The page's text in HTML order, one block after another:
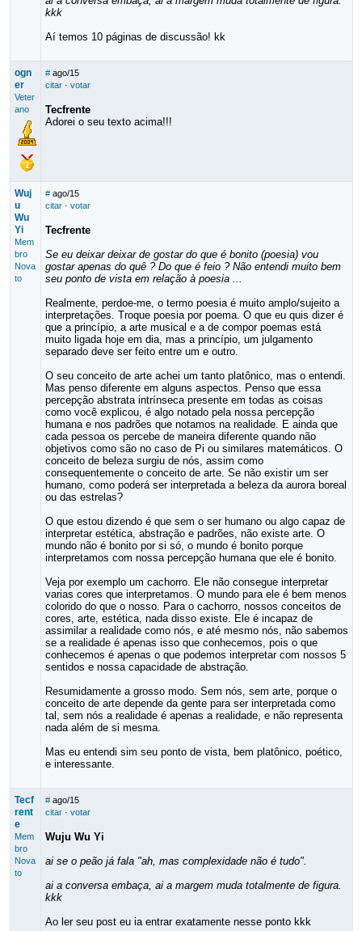
kkk
Aí temos 10 páginas de discussão! kk
ogn
er
Veter
ano
# ago/15
citar· votar
Tecfrente
Adorei o seu texto acima!!!
Wuj
u
Wu
Yi
Mem
bro
Nova
to
# ago/15
citar· votar
Tecfrente
Se eu deixar deixar de gostar do que é bonito (poesia) vou
gostar apenas do quê ? Do que é feio ? Não entendi muito bem
seu ponto de vista em relação à poesia ...
Realmente, perdoe-me, o termo poesia é muito amplo/sujeito a
interpretações. Troque poesia por poema. O que eu quis dizer é
que a princípio, a arte musical e a de compor poemas está
muito ligada hoje em dia, mas a princípio, um julgamento
separado deve ser feito entre um e outro.
O seu conceito de arte achei um tanto platônico, mas o entendi.
Mas penso diferente em alguns aspectos. Penso que essa
percepção abstrata intrínseca presente em todas as coisas
como você explicou, é algo notado pela nossa percepção
humana e nos padrões que notamos na realidade. E ainda que
cada pessoa os percebe de maneira diferente quando não
objetivos como são no caso de Pi ou similares matemáticos. O
conceito de beleza surgiu de nós, assim como
consequentemente o conceito de arte. Se não existir um ser
humano, como poderá ser interpretada a beleza da aurora boreal
ou das estrelas?
O que estou dizendo é que sem o ser humano ou algo capaz de
interpretar estética, abstração e padrões, não existe arte. O
mundo não é bonito por si só, o mundo é bonito porque
interpretamos com nossa percepção humana que ele é bonito.
Veja por exemplo um cachorro. Ele não consegue interpretar
varias cores que interpretamos. O mundo para ele é bem menos
colorido do que o nosso. Para o cachorro, nossos conceitos de
cores, arte, estética, nada disso existe. Ele é incapaz de
assimilar a realidade como nós, e até mesmo nós, não sabemos
se a realidade é apenas isso que conhecemos, pois o que
conhecemos é apenas o que podemos interpretar com nossos 5
sentidos e nossa capacidade de abstração.
Resumidamente a grosso modo. Sem nós, sem arte, porque o
conceito de arte depende da gente para ser interpretada como
tal, sem nós a realidade é apenas a realidade, e não representa
nada além de si mesma.
Mas eu entendi sim seu ponto de vista, bem platônico, poético,
e interessante.
Tecf
rent
e
Mem
bro
Nova
to
# ago/15
citar· votar
Wuju Wu Yi
ai se o peão já fala "ah, mas complexidade não é tudo".
ai a conversa embaça, ai a margem muda totalmente de figura.
kkk
Ao ler seu post eu ia entrar exatamente nesse ponto kkk